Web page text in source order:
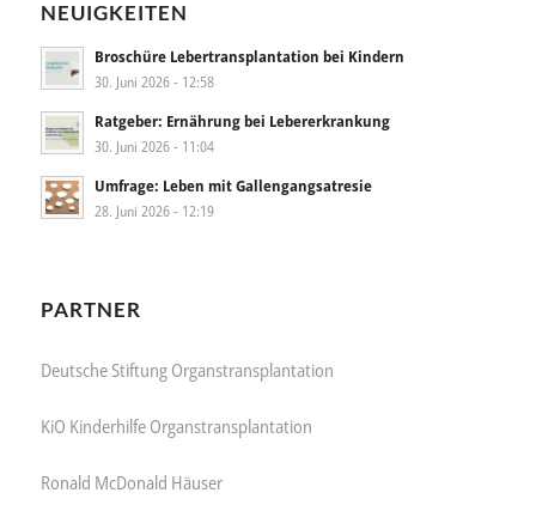
NEUIGKEITEN
Broschüre Lebertransplantation bei Kindern
30. Juni 2026 - 12:58
Ratgeber: Ernährung bei Lebererkrankung
30. Juni 2026 - 11:04
Umfrage: Leben mit Gallengangsatresie
28. Juni 2026 - 12:19
PARTNER
Deutsche Stiftung Organstransplantation
KiO Kinderhilfe Organstransplantation
Ronald McDonald Häuser